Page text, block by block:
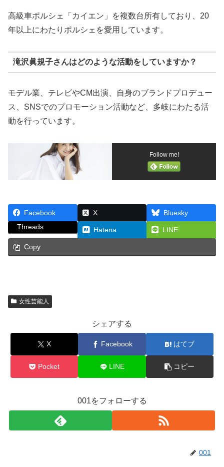
高級車ポルシェ「カイエン」を複数台所有しており、20
年以上にわたりポルシェを愛用しています。
滝沢眞規子さんはどのような活動をしていますか？
モデル業、テレビやCM出演、自身のブランドプロデュー
ス、SNSでのプロモーション活動など、多岐にわたる活
動を行っています。
Follow me!
Facebook X
Bluesky
Threads
Hatena LINE
Copy
女性芸能人
シェアする
X Facebook はてブ
Pocket LINE コピー
001をフォローする
001